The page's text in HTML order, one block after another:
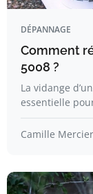
DÉPANNAGE
Comment
5008 ?
La vidange
essentielle
Camille Mercier